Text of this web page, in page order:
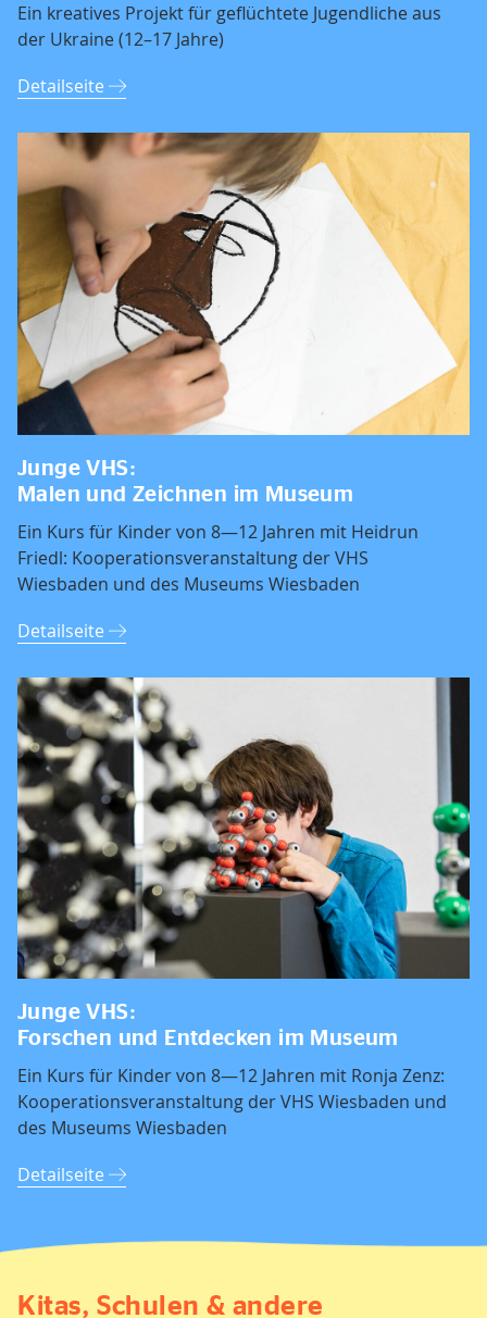
Ein kreatives Projekt für geflüchtete Jugendliche aus
der Ukraine (12–17 Jahre)
Detailseite
Junge VHS:
Malen und Zeichnen im Museum
Ein Kurs für Kinder von 8—12 Jahren mit Heidrun
Friedl: Kooperationsveranstaltung der VHS
Wiesbaden und des Museums Wiesbaden
Detailseite
Junge VHS:
Forschen und Entdecken im Museum
Ein Kurs für Kinder von 8—12 Jahren mit Ronja Zenz:
Kooperationsveranstaltung der VHS Wiesbaden und
des Museums Wiesbaden
Detailseite
Kitas, Schulen & andere